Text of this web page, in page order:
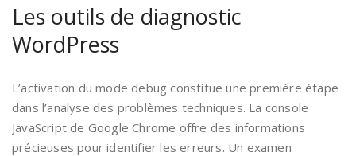
Les outils de diagnostic
WordPress
L’activation du mode debug constitue une première étape
dans l’analyse des problèmes techniques. La console
JavaScript de Google Chrome offre des informations
précieuses pour identifier les erreurs. Un examen